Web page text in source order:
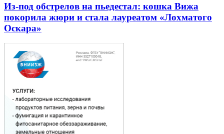
Из-под обстрелов на пьедестал: кошка Вижа
покорила жюри и стала лауреатом «Лохматого
Оскара»